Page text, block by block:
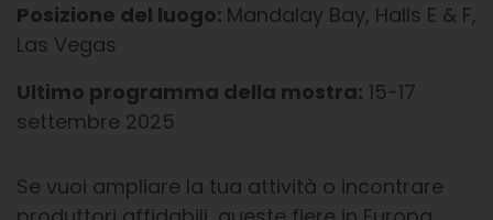
Posizione del luogo: Mandalay Bay, Halls E & F,
Las Vegas
Ultimo programma della mostra: 15-17
settembre 2025
Se vuoi ampliare la tua attività o incontrare